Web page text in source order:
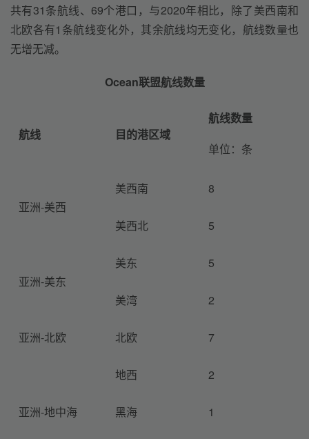
共有31条航线、69个港口，与2020年相比，除了美西南和
北欧各有1条航线变化外，其余航线均无变化，航线数量也
无增无减。
Ocean联盟航线数量
航线 目的港区域
航线数量
单位：条
亚洲-美西
美西南 8
美西北 5
亚洲-美东
美东 5
美湾 2
亚洲-北欧 北欧 7
亚洲-地中海
地西 2
黑海 1